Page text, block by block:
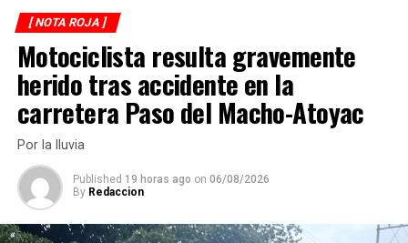
DESPUÉS
Muere prensado en vehículo
ANTES
Un herido en choque
[ NOTA ROJA ]
Motociclista resulta gravemente
herido tras accidente en la
carretera Paso del Macho-Atoyac
Por la lluvia
Published 19 horas ago on 06/08/2026
By Redaccion